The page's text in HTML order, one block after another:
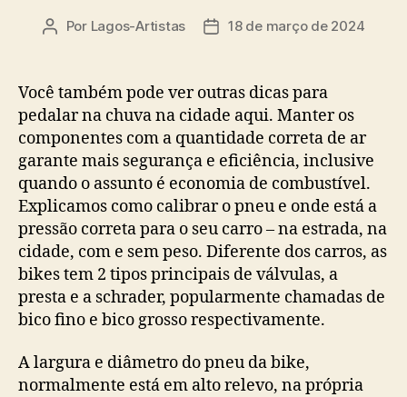
Autor
Por Lagos-Artistas
Data18 de março de 2024
Você também pode ver outras dicas para
pedalar na chuva na cidade aqui. Manter os
componentes com a quantidade correta de ar
garante mais segurança e eficiência, inclusive
quando o assunto é economia de combustível.
Explicamos como calibrar o pneu e onde está a
pressão correta para o seu carro – na estrada, na
cidade, com e sem peso. Diferente dos carros, as
bikes tem 2 tipos principais de válvulas, a
presta e a schrader, popularmente chamadas de
bico fino e bico grosso respectivamente.
A largura e diâmetro do pneu da bike,
normalmente está em alto relevo, na própria